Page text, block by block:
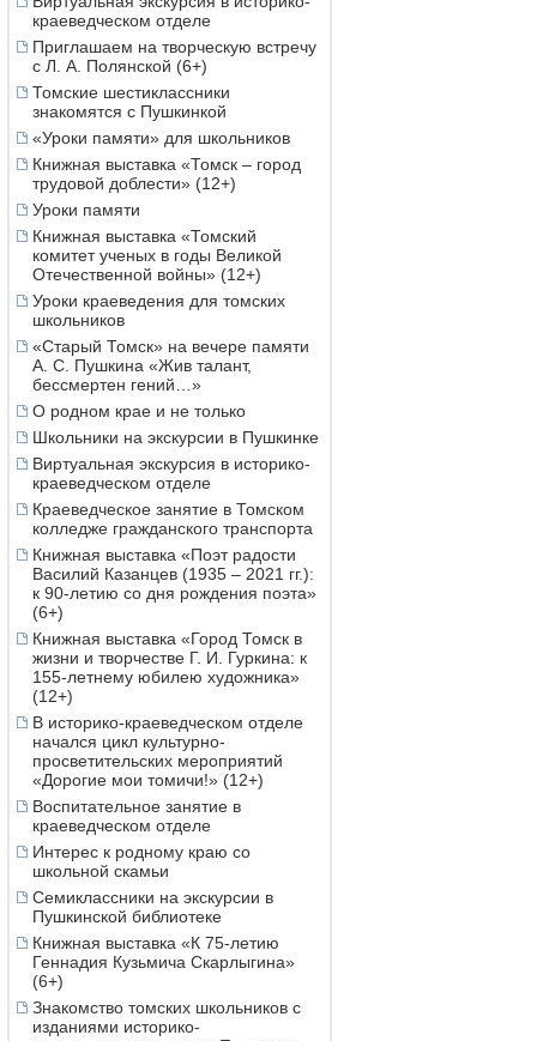
краеведческом отделе
Приглашаем на творческую встречу
с Л. А. Полянской (6+)
Томские шестиклассники
знакомятся с Пушкинкой
«Уроки памяти» для школьников
Книжная выставка «Томск – город
трудовой доблести» (12+)
Уроки памяти
Книжная выставка «Томский
комитет ученых в годы Великой
Отечественной войны» (12+)
Уроки краеведения для томских
школьников
«Старый Томск» на вечере памяти
А. С. Пушкина «Жив талант,
бессмертен гений…»
О родном крае и не только
Школьники на экскурсии в Пушкинке
Виртуальная экскурсия в историко-
краеведческом отделе
Краеведческое занятие в Томском
колледже гражданского транспорта
Книжная выставка «Поэт радости
Василий Казанцев (1935 – 2021 гг.):
к 90-летию со дня рождения поэта»
(6+)
Книжная выставка «Город Томск в
жизни и творчестве Г. И. Гуркина: к
155-летнему юбилею художника»
(12+)
В историко-краеведческом отделе
начался цикл культурно-
просветительских мероприятий
«Дорогие мои томичи!» (12+)
Воспитательное занятие в
краеведческом отделе
Интерес к родному краю со
школьной скамьи
Семиклассники на экскурсии в
Пушкинской библиотеке
Книжная выставка «К 75-летию
Геннадия Кузьмича Скарлыгина»
(6+)
Знакомство томских школьников с
изданиями историко-